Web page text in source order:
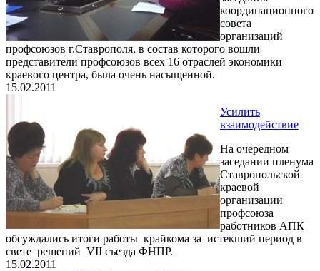
координационного
совета
организаций
профсоюзов г.Ставрополя, в состав которого вошли
представители профсоюзов всех 16 отраслей экономики
краевого центра, была очень насыщенной.
15.02.2011
Усилить
взаимодействие
На очередном
заседании пленума
Ставропольской
краевой
организации
профсоюза
работников АПК
обсуждались итоги работы крайкома за истекший период в
свете решений VII съезда ФНПР.
15.02.2011